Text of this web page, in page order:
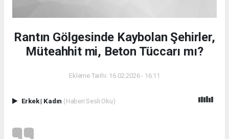
Rantın Gölgesinde Kaybolan Şehirler,
Müteahhit mi, Beton Tüccarı mı?
Ekleme Tarihi: 16.02.2026 - 16:11
Erkek| Kadın (Haberi Sesli Oku)